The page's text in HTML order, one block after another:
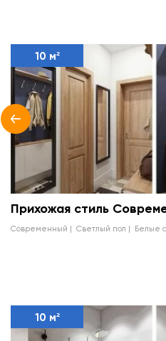
10 м²
Прихожая стиль
современный светлый пол белые
10 м²